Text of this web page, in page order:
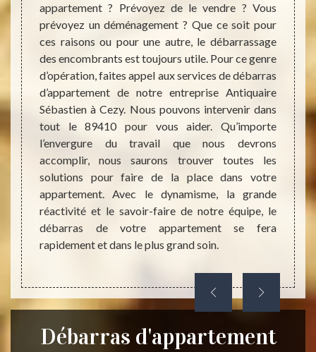
l’on
Au
des
de
à
vos
au
Le
ainsi
si
appartement ? Prévoyez de le vendre ? Vous
prévoyez un déménagement ? Que ce soit pour
ces raisons ou pour une autre, le débarrassage
des encombrants est toujours utile. Pour ce genre
d’opération, faites appel aux services de débarras
d’appartement de notre entreprise Antiquaire
Sébastien à Cezy. Nous pouvons intervenir dans
tout le 89410 pour vous aider. Qu’importe
l’envergure du travail que nous devrons
accomplir, nous saurons trouver toutes les
solutions pour faire de la place dans votre
appartement. Avec le dynamisme, la grande
réactivité et le savoir-faire de notre équipe, le
débarras de votre appartement se fera
rapidement et dans le plus grand soin.
sur
le
dès
Débarras d'appartement